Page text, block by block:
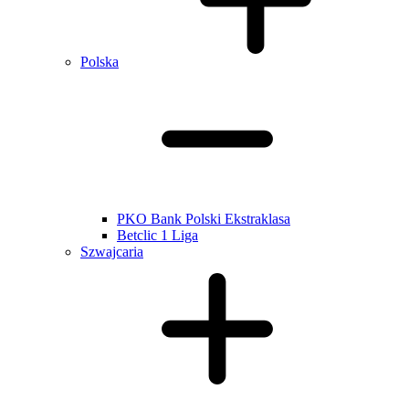
Polska
PKO Bank Polski Ekstraklasa
Betclic 1 Liga
Szwajcaria